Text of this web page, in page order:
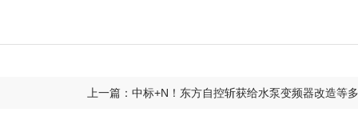
上一篇：中标+N！东方自控斩获给水泵变频器改造等